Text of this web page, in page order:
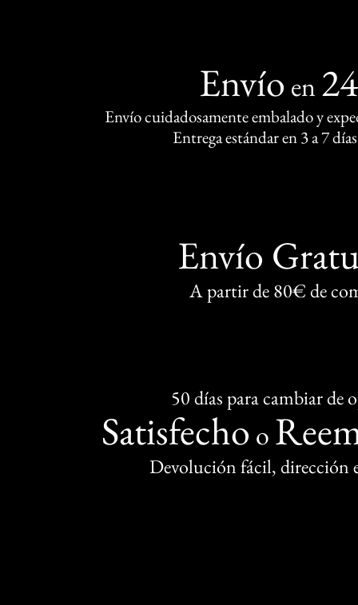
Envío en
Envío cuidadosamente embalado y
Entrega estándar en 3 a 7
Envío
A partir de 80€ de
50 días para cambiar de
Satisfecho o
Devolución fácil, dirección